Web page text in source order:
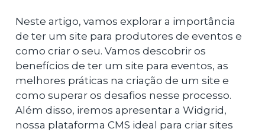
Neste artigo, vamos explorar a importância
de ter um site para produtores de eventos e
como criar o seu. Vamos descobrir os
benefícios de ter um site para eventos, as
melhores práticas na criação de um site e
como superar os desafios nesse processo.
Além disso, iremos apresentar a Widgrid,
nossa plataforma CMS ideal para criar sites